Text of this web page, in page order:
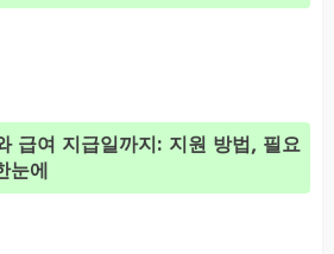
급여 지급일까지: 지원 방법, 필요
눈에